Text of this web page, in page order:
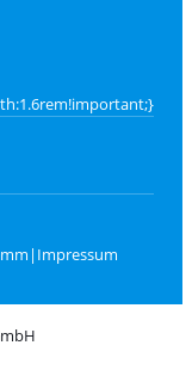
| Impressum